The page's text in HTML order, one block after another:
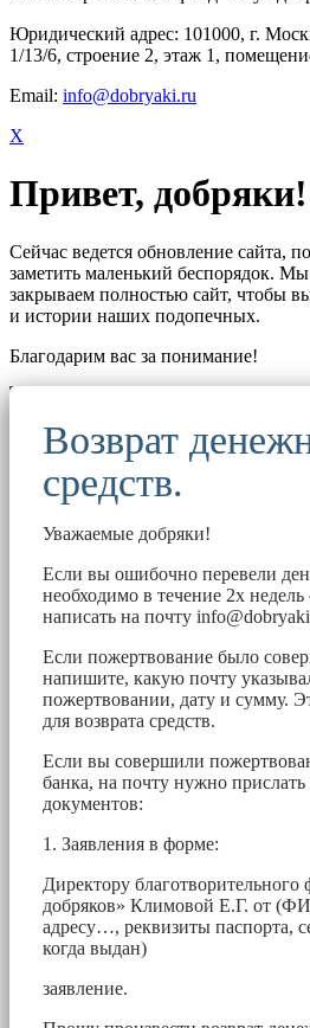
Юридический адрес: 101000, г.
1/13/6, строение 2, этаж 1,
Email: info@dobryaki.ru
X
Привет, добряки!
Сейчас ведется обновление сайта,
заметить маленький беспорядок.
закрываем полностью сайт, чтобы
и истории наших подопечных.
Благодарим вас за понимание!
Возврат
средств.
Уважаемые добряки!
Если вы ошибочно перевели
необходимо в течение 2х
написать на почту
Если пожертвование было
напишите, какую почту
пожертвовании, дату и сумму.
для возврата средств.
Если вы совершили
банка, на почту нужно
документов:
1. Заявления в форме:
Директору
добряков» Климовой Е.Г. от
адресу…, реквизиты паспорта,
когда выдан)
заявление.